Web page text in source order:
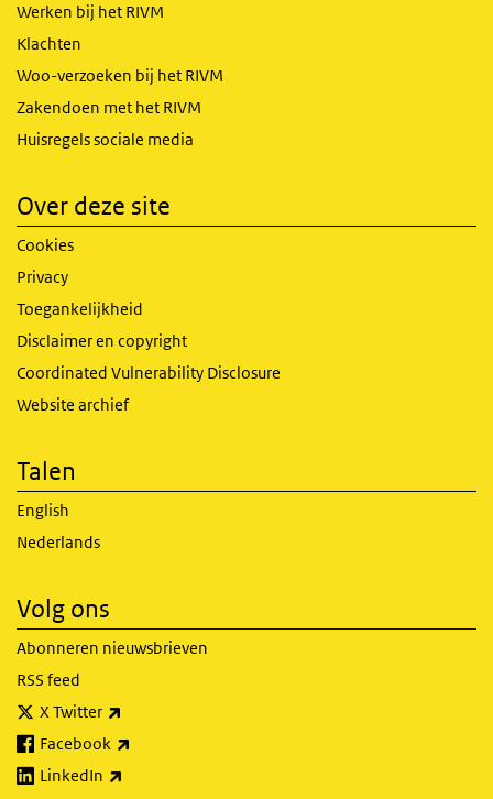
Werken bij het RIVM
Klachten
Woo-verzoeken bij het RIVM
Zakendoen met het RIVM
Huisregels sociale media
Over deze site
Cookies
Privacy
Toegankelijkheid
Disclaimer en copyright
Coordinated Vulnerability Disclosure
Website archief
Talen
English
Nederlands
Volg ons
Abonneren nieuwsbrieven
RSS feed
X Twitter
Facebook
LinkedIn